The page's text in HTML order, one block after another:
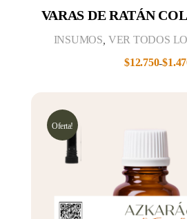
VARAS DE RATÁN
$
-
$12.750
INSUMOS VER TODOS
Oferta!